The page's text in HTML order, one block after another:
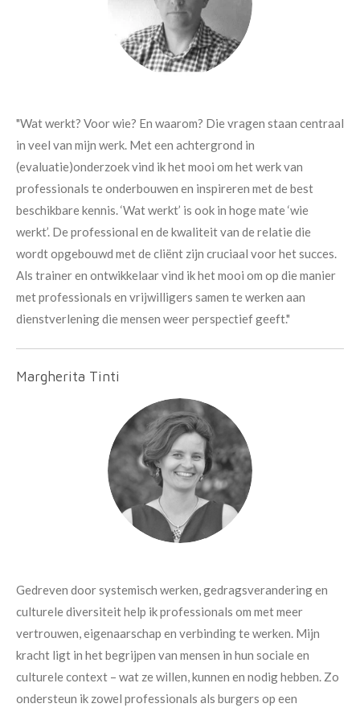
"Wat werkt? Voor wie? En waarom? Die vragen staan centraal
in veel van mijn werk. Met een achtergrond in
(evaluatie)onderzoek vind ik het mooi om het werk van
professionals te onderbouwen en inspireren met de best
beschikbare kennis. ‘Wat werkt’ is ook in hoge mate ‘wie
werkt’. De professional en de kwaliteit van de relatie die
wordt opgebouwd met de cliënt zijn cruciaal voor het succes.
Als trainer en ontwikkelaar vind ik het mooi om op die manier
met professionals en vrijwilligers samen te werken aan
dienstverlening die mensen weer perspectief geeft."
Margherita Tinti
Gedreven door systemisch werken, gedragsverandering en
culturele diversiteit help ik professionals om met meer
vertrouwen, eigenaarschap en verbinding te werken. Mijn
kracht ligt in het begrijpen van mensen in hun sociale en
culturele context – wat ze willen, kunnen en nodig hebben. Zo
ondersteun ik zowel professionals als burgers op een